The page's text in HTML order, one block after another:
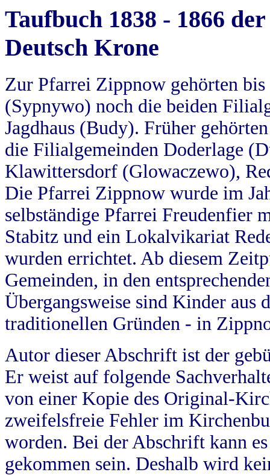
Taufbuch 1838 - 1866
Deutsch Krone
Zur Pfarrei Zippnow gehörten
(Sypnywo) noch die beiden
Jagdhaus (Budy). Früher
die Filialgemeinden Doderlage
Klawittersdorf (Glowaczewo),
Die Pfarrei Zippnow wurde im
selbständige Pfarrei Freudenfier
Stabitz und ein Lokalvikariat
wurden errichtet. Ab diesem
Gemeinden, in den
Übergangsweise sind Kinder aus
traditionellen Gründen - in
Autor dieser Abschrift ist der
Er weist auf folgende
von einer Kopie des Original-
zweifelsfreie Fehler im
worden. Bei der Abschrift kann
gekommen sein. Deshalb wird